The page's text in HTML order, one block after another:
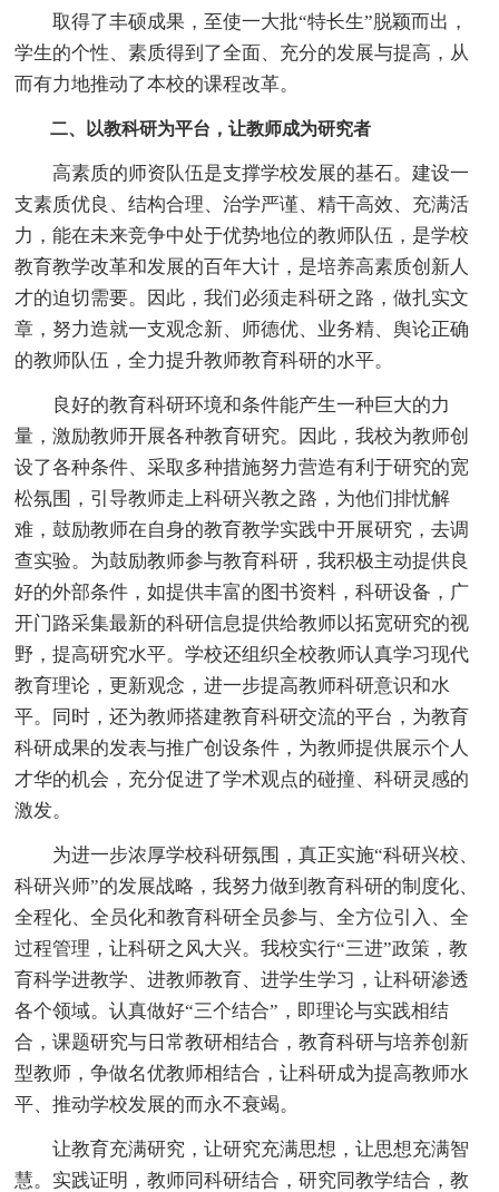
取得了丰硕成果，至使一大批“特长生”脱颖而出，
学生的个性、素质得到了全面、充分的发展与提高，从
而有力地推动了本校的课程改革。
二、以教科研为平台，让教师成为研究者
高素质的师资队伍是支撑学校发展的基石。建设一
支素质优良、结构合理、治学严谨、精干高效、充满活
力，能在未来竞争中处于优势地位的教师队伍，是学校
教育教学改革和发展的百年大计，是培养高素质创新人
才的迫切需要。因此，我们必须走科研之路，做扎实文
章，努力造就一支观念新、师德优、业务精、舆论正确
的教师队伍，全力提升教师教育科研的水平。
良好的教育科研环境和条件能产生一种巨大的力
量，激励教师开展各种教育研究。因此，我校为教师创
设了各种条件、采取多种措施努力营造有利于研究的宽
松氛围，引导教师走上科研兴教之路，为他们排忧解
难，鼓励教师在自身的教育教学实践中开展研究，去调
查实验。为鼓励教师参与教育科研，我积极主动提供良
好的外部条件，如提供丰富的图书资料，科研设备，广
开门路采集最新的科研信息提供给教师以拓宽研究的视
野，提高研究水平。学校还组织全校教师认真学习现代
教育理论，更新观念，进一步提高教师科研意识和水
平。同时，还为教师搭建教育科研交流的平台，为教育
科研成果的发表与推广创设条件，为教师提供展示个人
才华的机会，充分促进了学术观点的碰撞、科研灵感的
激发。
为进一步浓厚学校科研氛围，真正实施“科研兴校、
科研兴师”的发展战略，我努力做到教育科研的制度化、
全程化、全员化和教育科研全员参与、全方位引入、全
过程管理，让科研之风大兴。我校实行“三进”政策，教
育科学进教学、进教师教育、进学生学习，让科研渗透
各个领域。认真做好“三个结合”，即理论与实践相结
合，课题研究与日常教研相结合，教育科研与培养创新
型教师，争做名优教师相结合，让科研成为提高教师水
平、推动学校发展的而永不衰竭。
让教育充满研究，让研究充满思想，让思想充满智
慧。实践证明，教师同科研结合，研究同教学结合，教